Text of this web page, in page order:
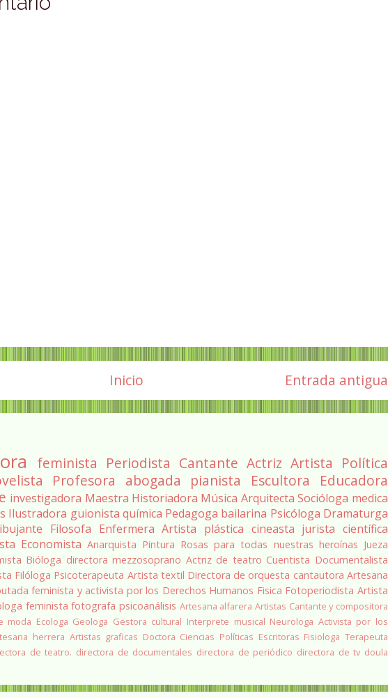
Entrada antigua
Inicio
feminista Periodista Cantante Actriz Artista Política
Profesora abogada pianista Escultora
Educadora
investigadora Maestra Historiadora Música Arquitecta Socióloga medica
Ilustradora guionista química Pedagoga bailarina Psicóloga Dramaturga
Filosofa Enfermera Artista plástica cineasta jurista científica
Economista Anarquista Pintura Rosas para todas nuestras heroínas Jueza
Bióloga directora mezzosoprano Actriz de teatro Cuentista Documentalista
Filóloga Psicoterapeuta Artista textil Directora de orquesta cantautora Artesana
feminista y activista por los Derechos Humanos Fisica Fotoperiodista Artista
feminista fotografa psicoanálisis Artesana alfarera Artistas Cantante y compositora
moda Ecologa Geologa Gestora cultural Interprete musical Neurologa Activista por los
herrera Artistas graficas Doctora Ciencias Políticas Escritoras Fisiologa Terapeuta
de teatro. directora de documentales directora de periódico directora de tv doula